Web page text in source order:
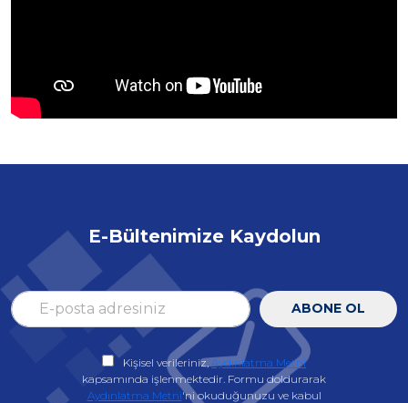
E-Bültenimize Kaydolun
ABONE OL
Kişisel verileriniz,Aydınlatma Metni
kapsamında işlenmektedir. Formu doldurarak
Aydınlatma Metni'ni okuduğunuzu ve kabul